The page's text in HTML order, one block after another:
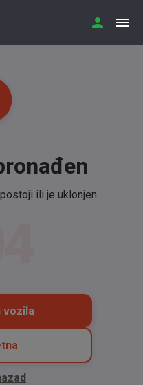
ili je uklonjen.
vozila